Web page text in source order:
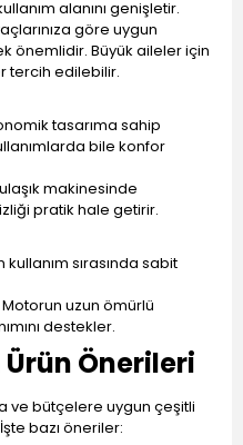
alanını genişletir.
göre uygun
önemlidir. Büyük aileler için
tercih edilebilir.
tasarıma sahip
bile konfor
makinesinde
pratik hale getirir.
kullanım sırasında sabit
Motorun uzun ömürlü
destekler.
Önerileri
ve bütçelere uygun çeşitli
bazı öneriler: